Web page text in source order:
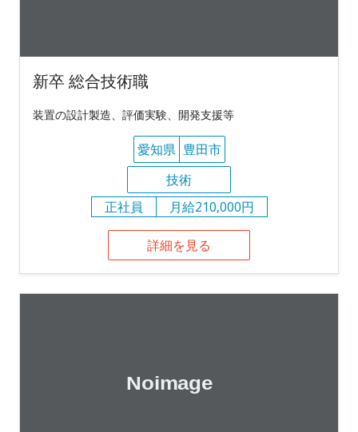
新卒 総合技術職
装置の設計製造、評価実験、開発支援等
愛知県 豊田市
技術
正社員
月給210,000円
詳細を見る